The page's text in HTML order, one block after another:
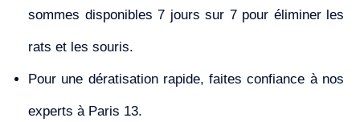
sommes disponibles 7 jours sur 7 pour éliminer les
rats et les souris.
Pour une dératisation rapide, faites confiance à nos
experts à Paris 13.